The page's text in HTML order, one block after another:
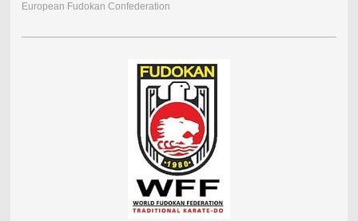
European Fudokan Confederation